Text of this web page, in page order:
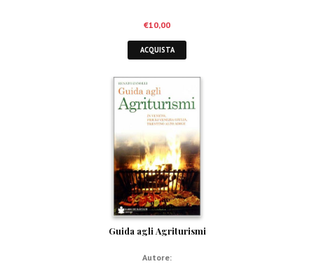
€10,00
ACQUISTA
Guida agli Agriturismi
Autore: